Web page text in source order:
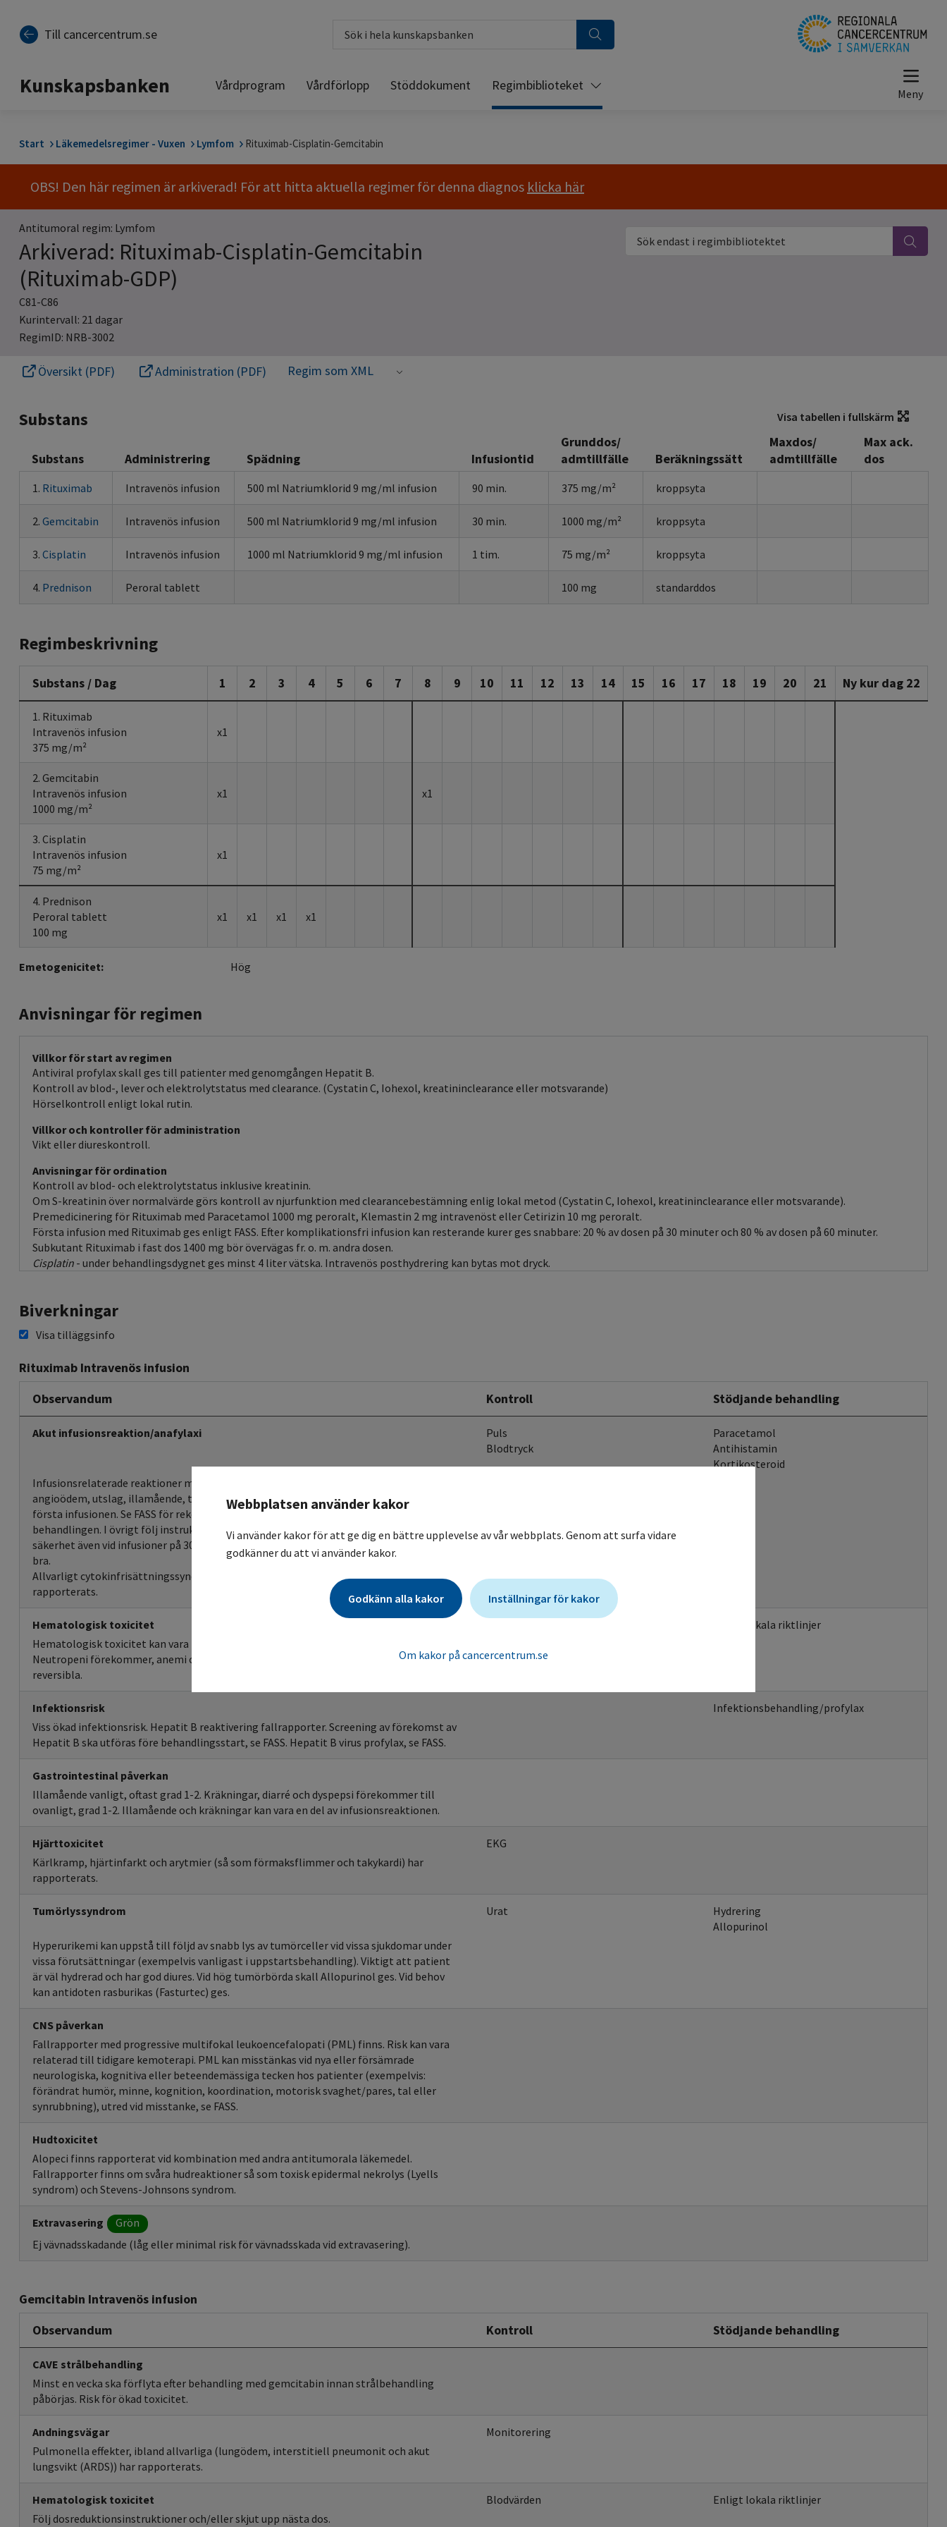
Till cancercentrum.se
Kunskapsbanken Vårdprogram Vårdförlopp Stöddokument Regimbiblioteket
Start Läkemedelsregimer - Vuxen Lymfom Rituximab-Cisplatin-Gemcitabin
OBS! Den här regimen är arkiverad! För att hitta aktuella regimer för denna diagnos klicka här
Antitumoral regim: Lymfom
Arkiverad: Rituximab-Cisplatin-Gemcitabin
(Rituximab-GDP)
C81-C86
Kurintervall: 21 dagar
RegimID: NRB-3002
Sök endast i regimbibliotektet
Översikt (PDF) Administration (PDF) Regim som XML
Substans Visa tabellen i fullskärm
Substans Administrering Spädning Infusiontid
Grunddos/
admtillfälle
Beräkningssätt
Maxdos/
admtillfälle
Max ack.
dos
1. Rituximab Intravenös infusion 500 ml Natriumklorid 9 mg/ml infusion 90 min. 375 mg/m² kroppsyta
2. Gemcitabin Intravenös infusion 500 ml Natriumklorid 9 mg/ml infusion 30 min. 1000 mg/m² kroppsyta
3. Cisplatin Intravenös infusion 1000 ml Natriumklorid 9 mg/ml infusion 1 tim. 75 mg/m² kroppsyta
4. Prednison Peroral tablett 100 mg standarddos
Regimbeskrivning
Substans / Dag 1 2 3 4 5 6 7 8 9 10 11 12 13 14 15 16 17 18 19 20 21 Ny kur dag 22
1. Rituximab
Intravenös infusion
375 mg/m²
x1
2. Gemcitabin
Intravenös infusion
1000 mg/m²
x1 x1
3. Cisplatin
Intravenös infusion
75 mg/m²
x1
4. Prednison
Peroral tablett
100 mg
x1 x1 x1 x1
Emetogenicitet: Hög
Anvisningar för regimen
Villkor för start av regimen
Antiviral profylax skall ges till patienter med genomgången Hepatit B.
Kontroll av blod-, lever och elektrolytstatus med clearance. (Cystatin C, Iohexol, kreatininclearance eller motsvarande)
Hörselkontroll enligt lokal rutin.
Villkor och kontroller för administration
Vikt eller diureskontroll.
Anvisningar för ordination
Kontroll av blod- och elektrolytstatus inklusive kreatinin.
Om S-kreatinin över normalvärde görs kontroll av njurfunktion med clearancebestämning enlig lokal metod (Cystatin C, Iohexol, kreatininclearance eller motsvarande).
Premedicinering för Rituximab med Paracetamol 1000 mg peroralt, Klemastin 2 mg intravenöst eller Cetirizin 10 mg peroralt.
Första infusion med Rituximab ges enligt FASS. Efter komplikationsfri infusion kan resterande kurer ges snabbare: 20 % av dosen på 30 minuter och 80 % av dosen på 60 minuter.
Subkutant Rituximab i fast dos 1400 mg bör övervägas fr. o. m. andra dosen.
Cisplatin - under behandlingsdygnet ges minst 4 liter vätska. Intravenös posthydrering kan bytas mot dryck.
Biverkningar
Visa tilläggsinfo
Rituximab Intravenös infusion
Observandum
Kontroll Stödjande behandling
Akut infusionsreaktion/anafylaxi Puls
Paracetamol
Blodtryck
Antihistamin
Kortikosteroid
Infusionsrelaterade reaktioner mycket vanliga (symtom så som; feber, frossa, stelhet,
angioödem, utslag, illamående, trötthet). Premedicinering minskar risken. Högst risk vid
första infusionen. Se FASS för rekommenderad infusionshastighet vid första
behandlingen. I övrigt följ instruktion respektive regim, det finns studier som visat bra
säkerhet även vid infusioner på 30 minuter, om tolererat tidigare infusion på 90 minuter
bra.
Allvarligt cytokinfrisättningssyndrom (svår dyspné, bronkospasm, hypoxi) har
rapporterats.
Hematologisk toxicitet
Enligt lokala riktlinjer
Hematologisk toxicitet kan vara behandlingsmålet (antalet B celler sjunker).
Neutropeni förekommer, anemi och trombocytopeni har rapporterats. Oftast milda och
reversibla.
Infektionsrisk
Infektionsbehandling/profylax
Viss ökad infektionsrisk. Hepatit B reaktivering fallrapporter. Screening av förekomst av
Hepatit B ska utföras före behandlingsstart, se FASS. Hepatit B virus profylax, se FASS.
Gastrointestinal påverkan
Illamående vanligt, oftast grad 1-2. Kräkningar, diarré och dyspepsi förekommer till
ovanligt, grad 1-2. Illamående och kräkningar kan vara en del av infusionsreaktionen.
Hjärttoxicitet
EKG
Kärlkramp, hjärtinfarkt och arytmier (så som förmaksflimmer och takykardi) har
rapporterats.
Tumörlyssyndrom Urat
Hydrering
Allopurinol
Hyperurikemi kan uppstå till följd av snabb lys av tumörceller vid vissa sjukdomar under
vissa förutsättningar (exempelvis vanligast i uppstartsbehandling). Viktigt att patient
är väl hydrerad och har god diures. Vid hög tumörbörda skall Allopurinol ges. Vid behov
kan antidoten rasburikas (Fasturtec) ges.
CNS påverkan
Fallrapporter med progressive multifokal leukoencefalopati (PML) finns. Risk kan vara
relaterad till tidigare kemoterapi. PML kan misstänkas vid nya eller försämrade
neurologiska, kognitiva eller beteendemässiga tecken hos patienter (exempelvis:
förändrat humör, minne, kognition, koordination, motorisk svaghet/pares, tal eller
synrubbning), utred vid misstanke, se FASS.
Hudtoxicitet
Alopeci finns rapporterat vid kombination med andra antitumorala läkemedel.
Fallrapporter finns om svåra hudreaktioner så som toxisk epidermal nekrolys (Lyells
syndrom) och Stevens-Johnsons syndrom.
Extravasering
Grön
Ej vävnadsskadande (låg eller minimal risk för vävnadsskada vid extravasering).
Gemcitabin Intravenös infusion
Observandum
Kontroll Stödjande behandling
CAVE strålbehandling
Minst en vecka ska förflyta efter behandling med gemcitabin innan strålbehandling
påbörjas. Risk för ökad toxicitet.
Andningsvägar
Monitorering
Pulmonella effekter, ibland allvarliga (lungödem, interstitiell pneumonit och akut
lungsvikt (ARDS)) har rapporterats.
Hematologisk toxicitet Blodvärden
Enligt lokala riktlinjer
Följ dosreduktionsinstruktioner och/eller skjut upp nästa dos.
Webbplatsen använder kakor
Vi använder kakor för att ge dig en bättre upplevelse av vår webbplats. Genom att surfa vidare
godkänner du att vi använder kakor.
Godkänn alla kakor Inställningar för kakor
Om kakor på cancercentrum.se